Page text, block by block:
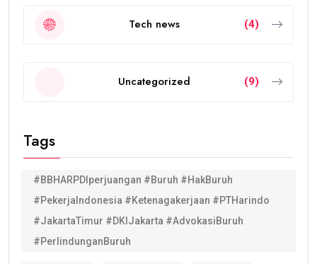
Tech news (4)
Uncategorized (9)
Tags
#BBHARPDIperjuangan #Buruh #HakBuruh
#PekerjaIndonesia #Ketenagakerjaan #PTHarindo
#JakartaTimur #DKIJakarta #AdvokasiBuruh
#PerlindunganBuruh